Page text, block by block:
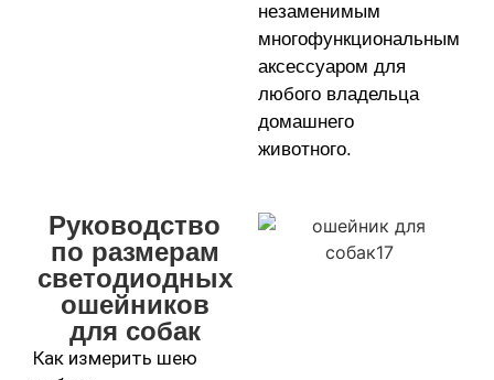
незаменимым
многофункциональным
аксессуаром для
любого владельца
домашнего
животного.
Руководство
по размерам
светодиодных
ошейников
для собак
Как измерить шею